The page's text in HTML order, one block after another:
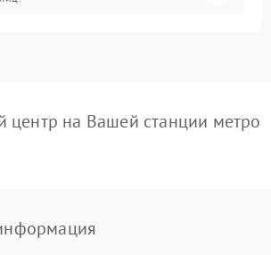
центр на Вашей станции метро